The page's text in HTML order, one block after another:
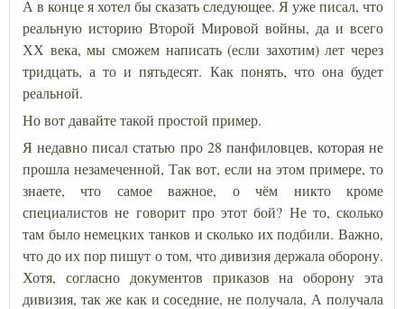
А в конце я хотел бы сказать следующее. Я уже писал, что
реальную историю Второй Мировой войны, да и всего
ХХ века, мы сможем написать (если захотим) лет через
тридцать, а то и пятьдесят. Как понять, что она будет
реальной.
Но вот давайте такой простой пример.
Я недавно писал статью про 28 панфиловцев, которая не
прошла незамеченной, Так вот, если на этом примере, то
знаете, что самое важное, о чём никто кроме
специалистов не говорит про этот бой? Не то, сколько
там было немецких танков и сколько их подбили. Важно,
что до их пор пишут о том, что дивизия держала оборону.
Хотя, согласно документов приказов на оборону эта
дивизия, так же как и соседние, не получала, А получала